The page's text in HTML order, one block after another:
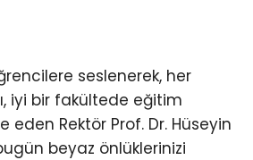
seslenerek, her
iyi bir fakültede eğitim
eden Rektör Prof. Dr. Hüseyin
beyaz önlüklerinizi